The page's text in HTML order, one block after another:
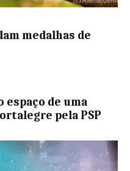
medalhas de
espaço de uma
pela PSP